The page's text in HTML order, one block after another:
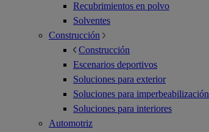
Recubrimientos en polvo
Solventes
Construcción
Construcción
Escenarios deportivos
Soluciones para exterior
Soluciones para imperbeabilización
Soluciones para interiores
Automotriz